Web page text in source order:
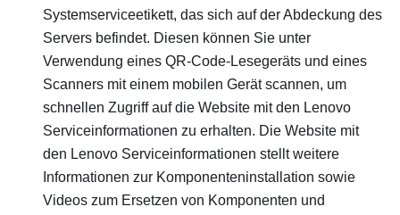
Systemserviceetikett, das sich auf der Abdeckung des
Servers befindet. Diesen können Sie unter
Verwendung eines QR-Code-Lesegeräts und eines
Scanners mit einem mobilen Gerät scannen, um
schnellen Zugriff auf die Website mit den Lenovo
Serviceinformationen zu erhalten. Die Website mit
den Lenovo Serviceinformationen stellt weitere
Informationen zur Komponenteninstallation sowie
Videos zum Ersetzen von Komponenten und